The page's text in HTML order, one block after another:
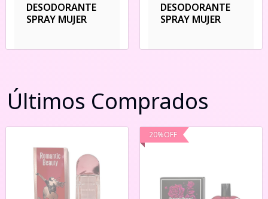
DESODORANTE
SPRAY MUJER
DESODORANTE
SPRAY MUJER
Últimos Comprados
20%OFF